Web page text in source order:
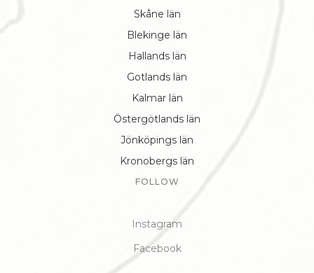
Skåne län
Blekinge län
Hallands län
Gotlands län
Kalmar län
Östergötlands län
Jönköpings län
Kronobergs län
FOLLOW
Instagram
Facebook